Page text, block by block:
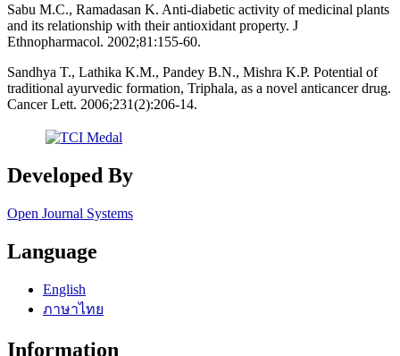
Sabu M.C., Ramadasan K. Anti-diabetic activity of medicinal plants
and its relationship with their antioxidant property. J
Ethnopharmacol. 2002;81:155-60.
Sandhya T., Lathika K.M., Pandey B.N., Mishra K.P. Potential of
traditional ayurvedic formation, Triphala, as a novel anticancer drug.
Cancer Lett. 2006;231(2):206-14.
Developed By
Open Journal Systems
Language
English
ภาษาไทย
Information